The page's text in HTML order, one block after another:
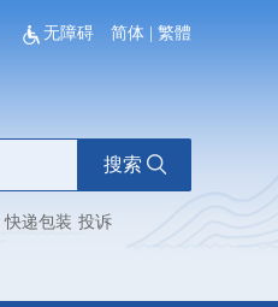
无障碍 简体 繁體
搜索
快递包装 投诉